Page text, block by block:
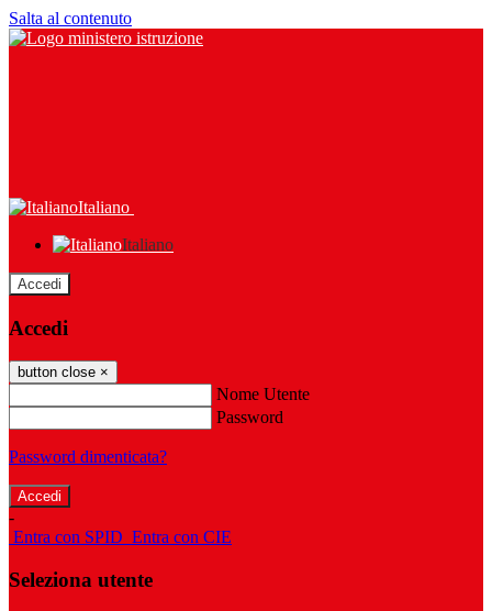
Salta al contenuto
Italiano
Italiano
Accedi
Accedi
button close ×
Nome Utente
Password
Password dimenticata?
-
Entra con SPID Entra con CIE
Seleziona utente